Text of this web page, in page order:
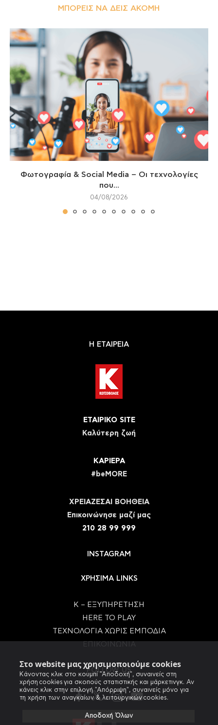
Στο website μας χρησιμοποιούμε cookies
Κάνοντας κλικ στο κουμπί "Αποδοχή", συναινείς στη
χρήση cookies για σκοπούς στατιστικής και μάρκετινγκ. Αν
κάνεις κλικ στην επιλογή "Απόρριψη", συναινείς μόνο για
τη χρήση των αναγκαίων & λειτουργικών cookies.
Αποδοχή Όλων
ΜΠΟΡΕΊΣ ΝΑ ΔΕΙΣ ΑΚΌΜΗ
Φωτογραφία & Social Media – Οι τεχνολογίες
που...
04/08/2026
Η ΕΤΑΙΡΕΙΑ
ΕΤΑΙΡΙΚΟ SITE
Καλύτερη ζωή
ΚΑΡΙΕΡΑ
#beMORE
ΧΡΕΙΑΖΕΣΑΙ ΒΟΗΘΕΙΑ
Eπικοινώνησε μαζί μας
210 28 99 999
INSTAGRAM
ΧΡΗΣΙΜΑ LINKS
Κ – ΕΞΥΠΗΡΕΤΗΣΗ
HERE TO PLAY
ΤΕΧΝΟΛΟΓΙΑ ΧΩΡΙΣ ΕΜΠΟΔΙΑ
FOLLOW US